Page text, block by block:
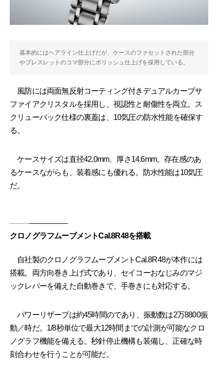
基本的にはヘアライン仕上げだが、ケースのファセットされた部分
やブレスレットのコマ部分にポリッシュ仕上げを採用している。
風防には両面無反射コーティング付きデュアルカーブサ
ファイアクリスタルを採用し、視認性と耐傷性を両立。ス
クリューバック仕様の裏蓋は、10気圧の防水性能を確保す
る。
ケースサイズは直径42.0mm、厚さ14.6mm。存在感のあ
るケースながらも、装着感にも優れる。防水性能は10気圧
だ。
クロノグラフムーブメントCal.8R48を搭載
自社製のクロノグラフムーブメントCal.8R48が本作には
搭載。両方向巻き上げ式であり、セイコーおなじみのマジ
ックレバーを備えた自動巻きで、手巻きにも対応する。
パワーリザーブは約45時間のであり、振動数は2万8800振
動／時だ。1/8秒単位で最大12時間までの計測が可能なクロ
ノグラフ機能を備える。秒針停止機構も装備し、正確な時
刻合わせを行うことが可能だ。